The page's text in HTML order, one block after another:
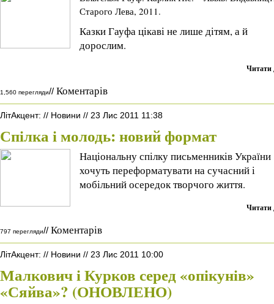
Старого Лева, 2011.
Казки Гауфа цікаві не лише дітям, а й
дорослим.
Читати
1,560 перегляди// Коментарів
ЛітАкцент: // Новини // 23 Лис 2011 11:38
Спілка і молодь: новий формат
Національну спілку письменників України
хочуть переформатувати на сучасний і
мобільний осередок творчого життя.
Читати
797 перегляди// Коментарів
ЛітАкцент: // Новини // 23 Лис 2011 10:00
Малкович і Курков серед «опікунів»
«Сяйва»? (ОНОВЛЕНО)